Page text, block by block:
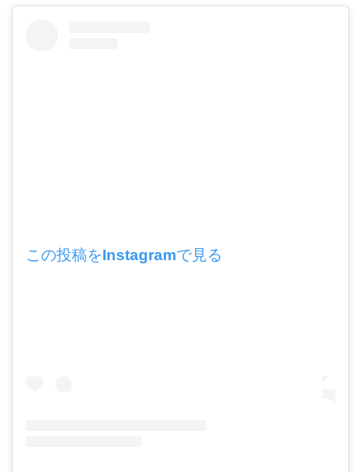
この投稿をInstagramで見る